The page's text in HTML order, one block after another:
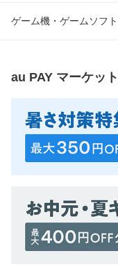
ゲーム機・ゲームソフト
au PAY マーケット